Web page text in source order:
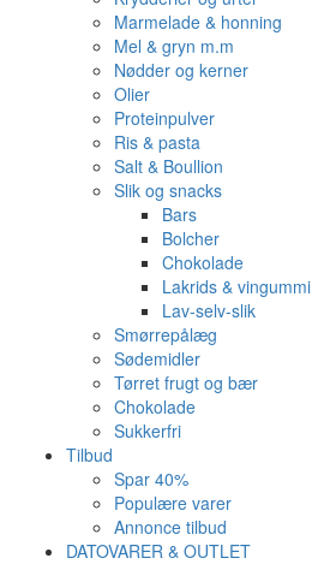
Marmelade & honning
Mel & gryn m.m
Nødder og kerner
Olier
Proteinpulver
Ris & pasta
Salt & Boullion
Slik og snacks
Bars
Bolcher
Chokolade
Lakrids & vingummi
Lav-selv-slik
Smørrepålæg
Sødemidler
Tørret frugt og bær
Chokolade
Sukkerfri
Tilbud
Spar 40%
Populære varer
Annonce tilbud
DATOVARER & OUTLET